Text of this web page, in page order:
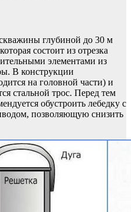
глубиной до 30 м
состоит из отрезка
элементами из
В конструкции
на головной части) и
стальной трос. Перед тем
обустроить лебедку с
позволяющую снизить